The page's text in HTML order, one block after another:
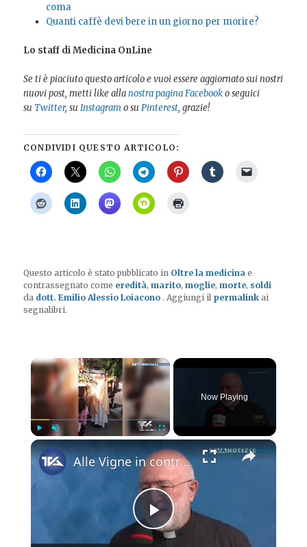
coma
Quanti caffè devi bere in un giorno per morire?
Lo staff di Medicina OnLine
Se ti è piaciuto questo articolo e vuoi essere aggiornato sui nostri
nuovi post, metti like allanostra pagina Facebooko seguici
suTwitter, suInstagramo suPinterest, grazie!
CONDIVIDI QUESTO ARTICOLO:
Questo articolo è stato pubblicato in Oltre la medicina e
contrassegnato come eredità,marito,moglie,morte, soldi
da dott. Emilio Alessio Loiacono . Aggiungi il permalink ai
segnalibri.
×
Now Playing
×
Play
Alle Vigne in contrada Pomice concluse le celebrazioni in onore della Madonna della Salute alla pres